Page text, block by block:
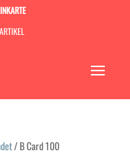
/ B Card 100